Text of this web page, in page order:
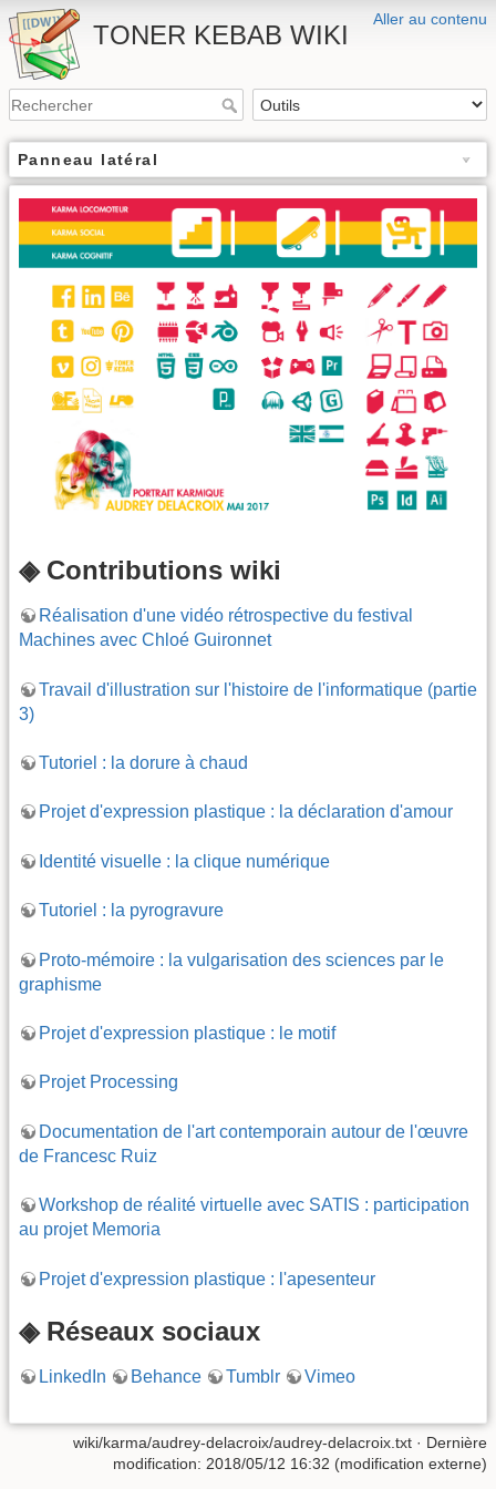
Aller au contenu
TONER KEBAB WIKI
Panneau latéral
◈ Contributions wiki
Réalisation d'une vidéo rétrospective du festival
Machines avec Chloé Guironnet
Travail d'illustration sur l'histoire de l'informatique (partie
3)
Tutoriel : la dorure à chaud
Projet d'expression plastique : la déclaration d'amour
Identité visuelle : la clique numérique
Tutoriel : la pyrogravure
Proto-mémoire : la vulgarisation des sciences par le
graphisme
Projet d'expression plastique : le motif
Projet Processing
Documentation de l'art contemporain autour de l'œuvre
de Francesc Ruiz
Workshop de réalité virtuelle avec SATIS : participation
au projet Memoria
Projet d'expression plastique : l'apesenteur
◈ Réseaux sociaux
LinkedIn Behance Tumblr Vimeo
wiki/karma/audrey-delacroix/audrey-delacroix.txt · Dernière
modification: 2018/05/12 16:32 (modification externe)